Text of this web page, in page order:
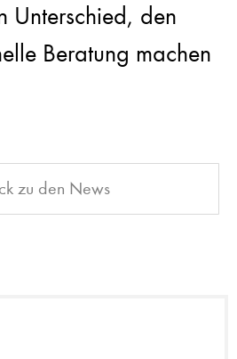
Unterschied, den
Beratung machen
zu den News